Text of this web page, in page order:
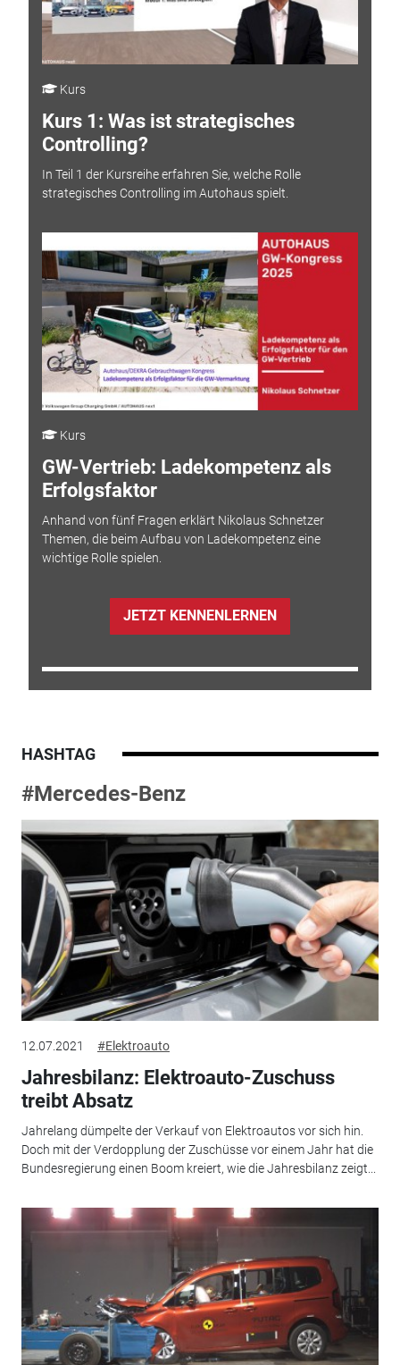
Kurs
Kurs 1: Was ist strategisches
Controlling?
In Teil 1 der Kursreihe erfahren Sie, welche Rolle
strategisches Controlling im Autohaus spielt.
Kurs
GW-Vertrieb: Ladekompetenz als
Erfolgsfaktor
Anhand von fünf Fragen erklärt Nikolaus Schnetzer
Themen, die beim Aufbau von Ladekompetenz eine
wichtige Rolle spielen.
JETZT KENNENLERNEN
HASHTAG
#Mercedes-Benz
12.07.2021 #Elektroauto
Jahresbilanz: Elektroauto-Zuschuss
treibt Absatz
Jahrelang dümpelte der Verkauf von Elektroautos vor sich hin.
Doch mit der Verdopplung der Zuschüsse vor einem Jahr hat die
Bundesregierung einen Boom kreiert, wie die Jahresbilanz zeigt...